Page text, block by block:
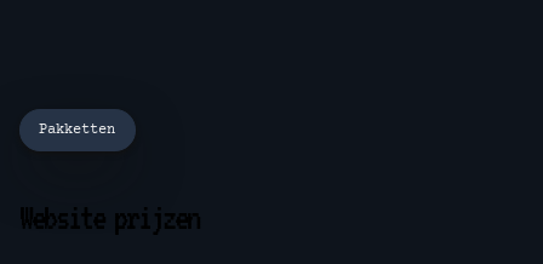
Pakketten
Website prijzen